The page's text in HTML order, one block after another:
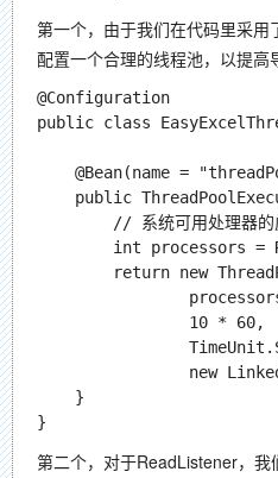
第一个，由于我们在代码里采
配置一个合理的线程池，以提高
@Configuration
public class
@Bean(name =
public
// 系统可用处理器的
int processors =
return new
                10 * 60,
new
    }
第二个，对于ReadListener，